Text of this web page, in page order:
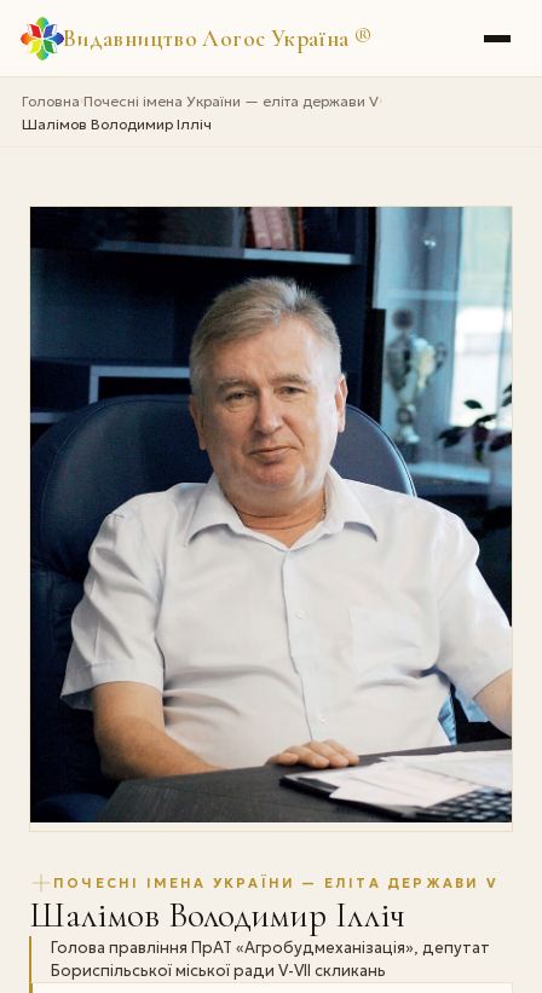
Видавництво Логос Україна ®
Головна›Почесні імена України — еліта держави V›
Шалімов Володимир Ілліч
ПОЧЕСНІ ІМЕНА УКРАЇНИ — ЕЛІТА ДЕРЖАВИ V
Шалімов Володимир Ілліч
Голова правління ПрАТ «Агробудмеханізація», депутат
Бориспільської міської ради V-VII скликань